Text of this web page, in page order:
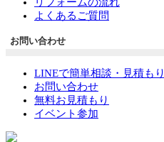
よくあるご質問
お問い合わせ
LINEで簡単相談・見積もり
お問い合わせ
無料お見積もり
イベント参加